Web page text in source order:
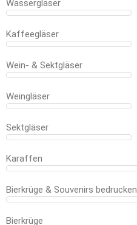
Wassergläser
Kaffeegläser
Wein- & Sektgläser
Weingläser
Sektgläser
Karaffen
Bierkrüge & Souvenirs bedrucken
Bierkrüge